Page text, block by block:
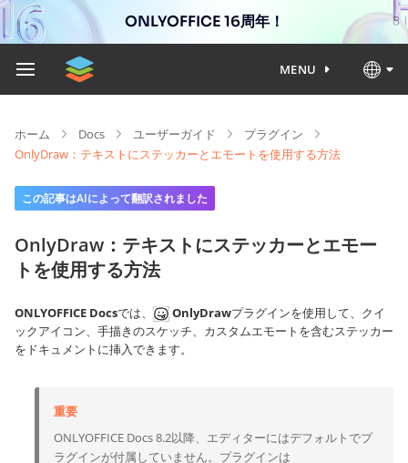
ONLYOFFICE 16周年！
MENU
ホーム Docs ユーザーガイド
プラグイン
OnlyDraw：テキストにステッカーとエモートを使用する方法
この記事はAIによって翻訳されました
OnlyDraw：テキストにステッカーとエモー
トを使用する方法
ONLYOFFICE Docsでは、 OnlyDrawプラグインを使用して、クイ
ックアイコン、手描きのスケッチ、カスタムエモートを含むステッカー
をドキュメントに挿入できます。
重要
ONLYOFFICE Docs 8.2以降、エディターにはデフォルトでプ
ラグインが付属していません。プラグインは